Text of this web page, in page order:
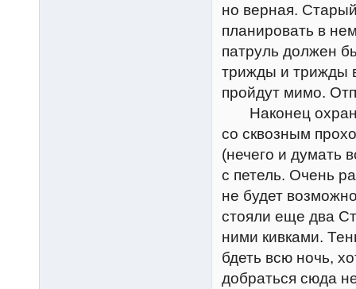
но верная.
планировать в
патруль должен
трижды и трижды
пройдут мимо.
Наконец охрана
со сквозным
(нечего и думать
с петель. Очень
не будет
стояли еще два
ними кивками.
бдеть всю ночь,
добраться сюда